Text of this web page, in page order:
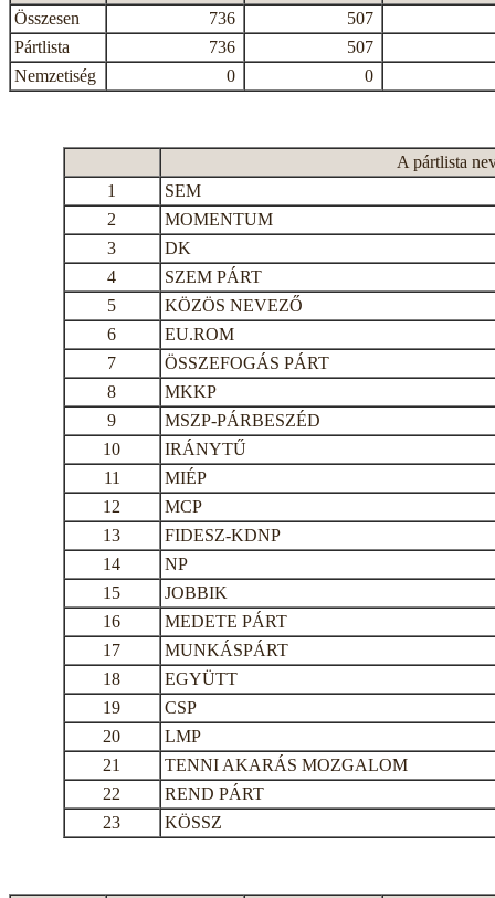
Összesen 736
507
Pártlista
736
507
Nemzetiség
0 0
A pártlista
1
SEM
2
MOMENTUM
3
DK
4
SZEM PÁRT
5
KÖZÖS NEVEZŐ
6
EU.ROM
7
ÖSSZEFOGÁS PÁRT
8
MKKP
9
MSZP-PÁRBESZÉD
10
IRÁNYTŰ
11
MIÉP
12
MCP
13
FIDESZ-KDNP
14
NP
15
JOBBIK
16
MEDETE PÁRT
17
MUNKÁSPÁRT
18
EGYÜTT
19
CSP
20
LMP
21
TENNI AKARÁS MOZGALOM
22
REND PÁRT
23
KÖSSZ